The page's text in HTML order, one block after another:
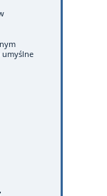
umyślne